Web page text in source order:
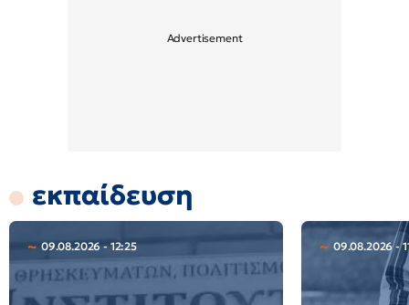
εκπαίδευση
09.08.2026 - 12:25 09.08.2026 -